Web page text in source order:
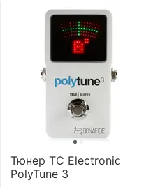
Тюнер TC Electronic
PolyTune 3